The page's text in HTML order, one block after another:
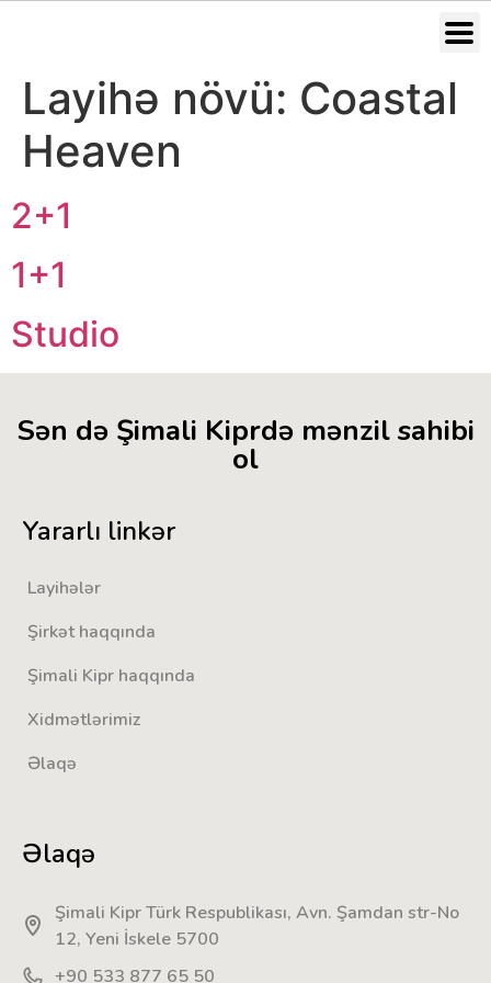
Layihə növü: Coastal
Heaven
2+1
1+1
Studio
Sən də Şimali Kiprdə mənzil sahibi
ol
Yararlı linkər
Layihələr
Şirkət haqqında
Şimali Kipr haqqında
Xidmətlərimiz
Əlaqə
Əlaqə
Şimali Kipr Türk Respublikası, Avn. Şamdan str-No
12, Yeni İskele 5700
+90 533 877 65 50